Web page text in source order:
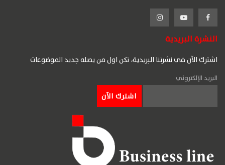
النشرة البريدية
اشترك الآن في نشرتنا البريدية، تكن اول من يصله جديد الموضوعات
البريد الإلكتروني